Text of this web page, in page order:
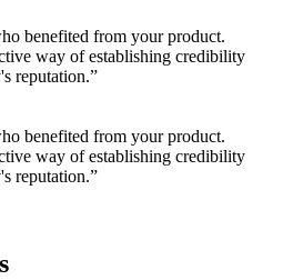
benefited from your product.
way of establishing credibility
reputation.”
benefited from your product.
way of establishing credibility
reputation.”